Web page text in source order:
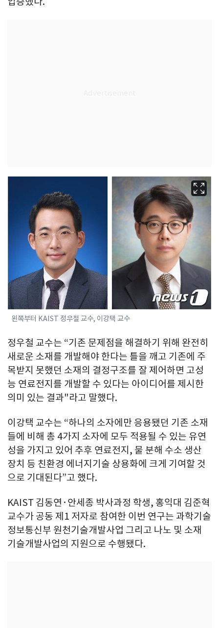
왼쪽부터 KAIST 정우철 교수, 이강택 교수
정우철 교수는 “기존 문제점을 해결하기 위해 완전히
새로운 소재를 개발해야 한다는 틀을 깨고 기존에 주
목받지 못했던 소재의 결정구조를 잘 제어하면 고성
능 연료전지를 개발할 수 있다는 아이디어를 제시한
의미 있는 결과"라고 말했다.
이강택 교수는 “하나의 소자에만 응용됐던 기존 소재
들에 비해 총 4가지 소자에 모두 적용될 수 있는 유연
성을 가지고 있어 추후 연료전지, 물 분해 수소 생산
장치 등 친환경 에너지기술 상용화에 크게 기여할 것
으로 기대된다”고 했다.
KAIST 김동연·안세종 박사과정 학생, 홍익대 김준혁
교수가 공동 제1 저자로 참여한 이번 연구는 과학기술
정보통신부 원천기술개발사업 그리고 나노 및 소재
기술개발사업의 지원으로 수행됐다.